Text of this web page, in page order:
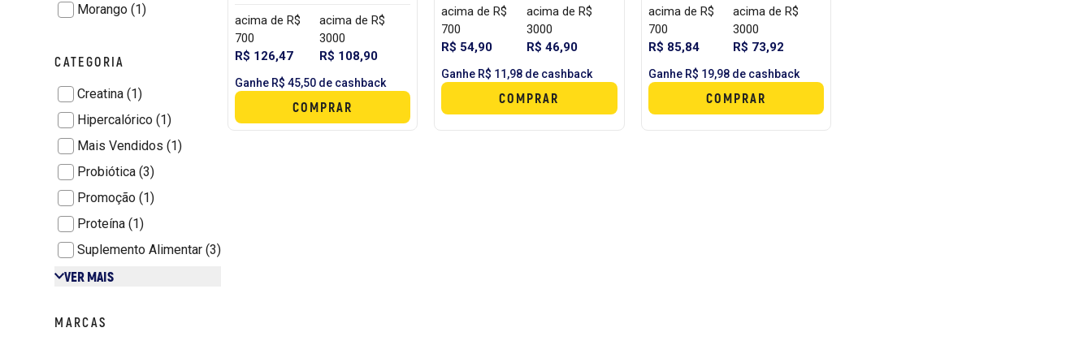
Morango (1)
CATEGORIA
Creatina (1)
Hipercalórico (1)
Mais Vendidos (1)
Probiótica (3)
Promoção (1)
Proteína (1)
Suplemento Alimentar (3)
VER MAIS
MARCAS
acima de R$
700
R$ 126,47
acima de R$
3000
R$ 108,90
Ganhe R$ 45,50 de cashback
COMPRAR
acima de R$
700
R$ 54,90
acima de R$
3000
R$ 46,90
Ganhe R$ 11,98 de cashback
COMPRAR
acima de R$
700
R$ 85,84
acima de R$
3000
R$ 73,92
Ganhe R$ 19,98 de cashback
COMPRAR